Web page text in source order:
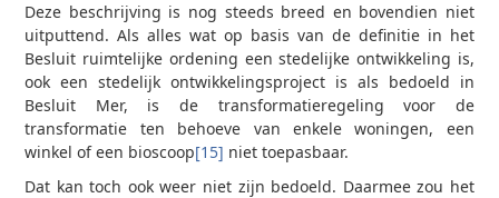
Deze beschrijving is nog steeds breed en bovendien niet
uitputtend. Als alles wat op basis van de definitie in het
Besluit ruimtelijke ordening een stedelijke ontwikkeling is,
ook een stedelijk ontwikkelingsproject is als bedoeld in
Besluit Mer, is de transformatieregeling voor de
transformatie ten behoeve van enkele woningen, een
winkel of een bioscoop[15] niet toepasbaar.
Dat kan toch ook weer niet zijn bedoeld. Daarmee zou het